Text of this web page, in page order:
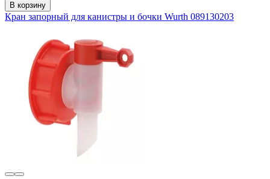
В корзину
Кран запорный для канистры и бочки Wurth 089130203